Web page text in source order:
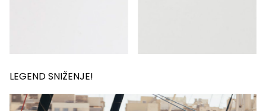
LEGEND SNIŽENJE!